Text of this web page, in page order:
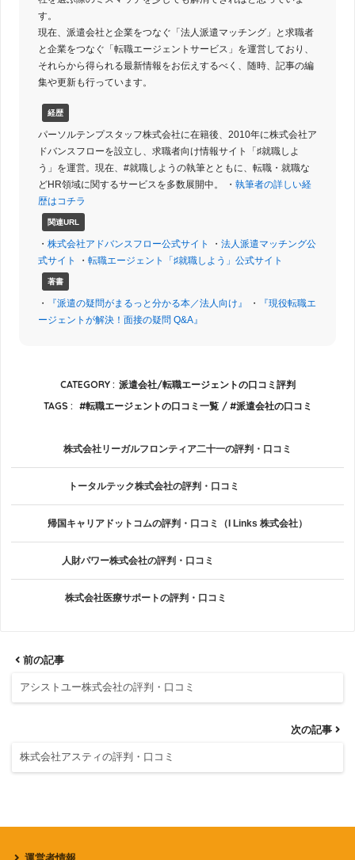
す。
現在、派遣会社と企業をつなぐ「法人派遣マッチング」と求職者
と企業をつなぐ「転職エージェントサービス」を運営しており、
それらから得られる最新情報をお伝えするべく、随時、記事の編
集や更新も行っています。
経歴
パーソルテンプスタッフ株式会社に在籍後、2010年に株式会社ア
ドバンスフローを設立し、求職者向け情報サイト「♯就職しよ
う」を運営。現在、#就職しようの執筆とともに、転職・就職な
どHR領域に関するサービスを多数展開中。 ・ 執筆者の詳しい経
歴はコチラ
関連URL
・ 株式会社アドバンスフロー公式サイト ・ 法人派遣マッチング公
式サイト
・ 転職エージェント「♯就職しよう」公式サイト
著書
・ 『派遣の疑問がまるっと分かる本／法人向け』 ・
『現役転職エ
ージェントが解決！面接の疑問 Q&A』
CATEGORY : 派遣会社/転職エージェントの口コミ評判
TAGS :
転職エージェントの口コミ一覧 派遣会社の口コミ
株式会社リーガルフロンティア二十一の評判・口コミ
トータルテック株式会社の評判・口コミ
帰国キャリアドットコムの評判・口コミ（I Links 株式会社）
人財パワー株式会社の評判・口コミ
株式会社医療サポートの評判・口コミ
前の記事
アシストユー株式会社の評判・口コミ
次の記事
株式会社アスティの評判・口コミ